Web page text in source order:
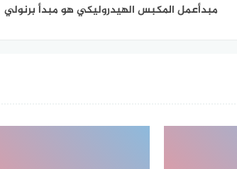
مبدأعمل المكبس الهيدروليكي هو مبدأ برنولي